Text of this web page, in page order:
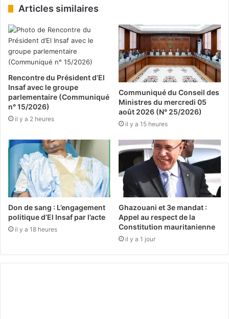
Articles similaires
Rencontre du Président d’El
Insaf avec le groupe
parlementaire (Communiqué
n° 15/2026)
il y a 2 heures
Communiqué du Conseil des
Ministres du mercredi 05
août 2026 (N° 25/2026)
il y a 15 heures
Don de sang : L’engagement
politique d’El Insaf par l’acte
il y a 18 heures
Ghazouani et 3e mandat :
Appel au respect de la
Constitution mauritanienne
il y a 1 jour